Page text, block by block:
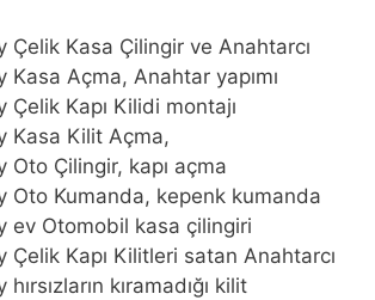
Çelik Kasa Çilingir ve Anahtarcı
Kasa Açma, Anahtar yapımı
Çelik Kapı Kilidi montajı
Kasa Kilit Açma,
Oto Çilingir, kapı açma
Oto Kumanda, kepenk kumanda
ev Otomobil kasa çilingiri
Çelik Kapı Kilitleri satan Anahtarcı
kıramadığı kilit